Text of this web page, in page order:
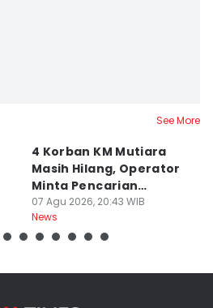
See More
4 Korban KM Mutiara
Masih Hilang, Operator
Minta Pencarian
Dilanjut
07 Agu 2026, 20:43 WIB
News